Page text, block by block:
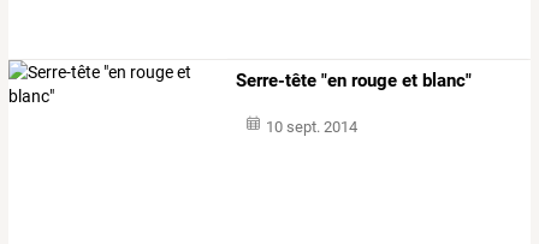
Serre-tête "en rouge et blanc"
10 sept. 2014